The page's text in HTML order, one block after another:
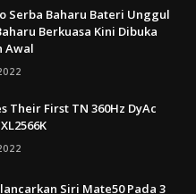
Serba Baharu Bateri Unggul
Berkuasa Kini Dibuka
Awal
Their First TN 360Hz DyAc
Siri Mate50 Pada 3